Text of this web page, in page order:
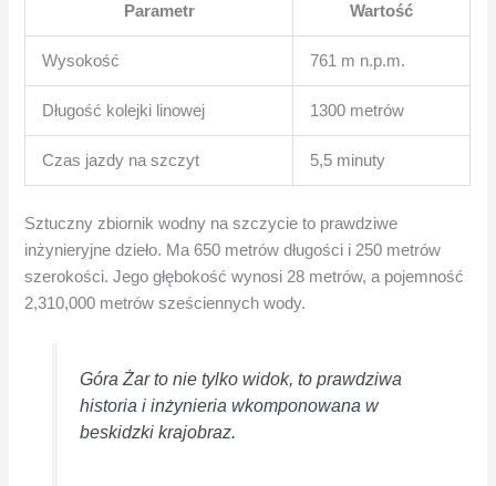
Parametr Wartość
Wysokość 761 m n.p.m.
Długość kolejki linowej 1300 metrów
Czas jazdy na szczyt 5,5 minuty
Sztuczny zbiornik wodny na szczycie to prawdziwe
inżynieryjne dzieło. Ma 650 metrów długości i 250 metrów
szerokości. Jego głębokość wynosi 28 metrów, a pojemność
2,310,000 metrów sześciennych wody.
Góra Żar to nie tylko widok, to prawdziwa
historia i inżynieria wkomponowana w
beskidzki krajobraz.